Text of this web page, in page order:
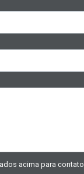
acima para contato.